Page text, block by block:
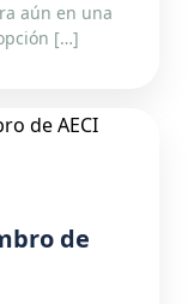
aún en una
[…]
de